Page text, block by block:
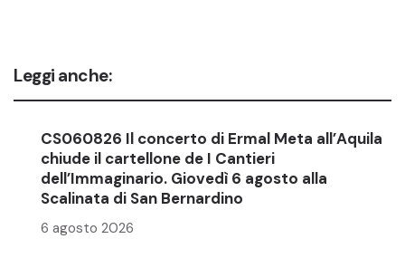
Leggi anche:
CS060826 Il concerto di Ermal Meta all’Aquila
chiude il cartellone de I Cantieri
dell’Immaginario. Giovedì 6 agosto alla
Scalinata di San Bernardino
6 agosto 2026